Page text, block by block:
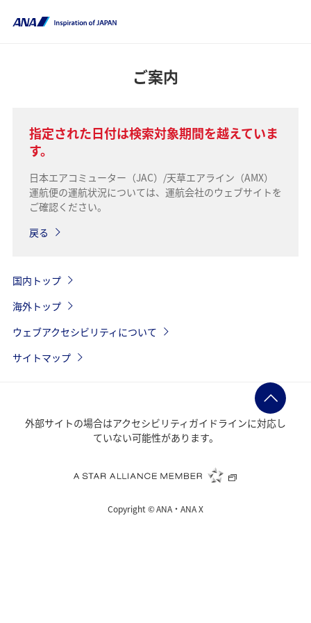
ご案内
指定された日付は検索対象期間を越えていま
す。
日本エアコミューター（JAC）/天草エアライン（AMX）
運航便の運航状況については、運航会社のウェブサイトを
ご確認ください。
戻る
国内トップ
海外トップ
ウェブアクセシビリティについて
サイトマップ
外部サイトの場合はアクセシビリティガイドラインに対応し
ていない可能性があります。
Copyright ©ANA・ANA X